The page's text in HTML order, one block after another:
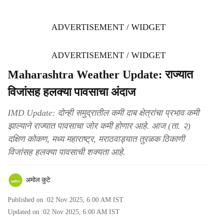
ADVERTISEMENT / WIDGET
ADVERTISEMENT / WIDGET
Maharashtra Weather Update: राज्यात
विजांसह हलक्या पावसाचा अंदाज
IMD Update: दोन्ही समुद्रातील कमी दाब क्षेत्रांचा प्रभाव कमी
झाल्याने राज्यात पावसाचा जोर कमी होणार आहे. आज (ता. २)
दक्षिण कोकण, मध्य महाराष्ट्र, मराठवाड्यात तुरळक ठिकाणी
विजांसह हलक्या पावसाची शक्यता आहे.
अमोल कुटे
Published on :02 Nov 2025, 6:00 AM IST
Updated on :02 Nov 2025, 6:00 AM IST